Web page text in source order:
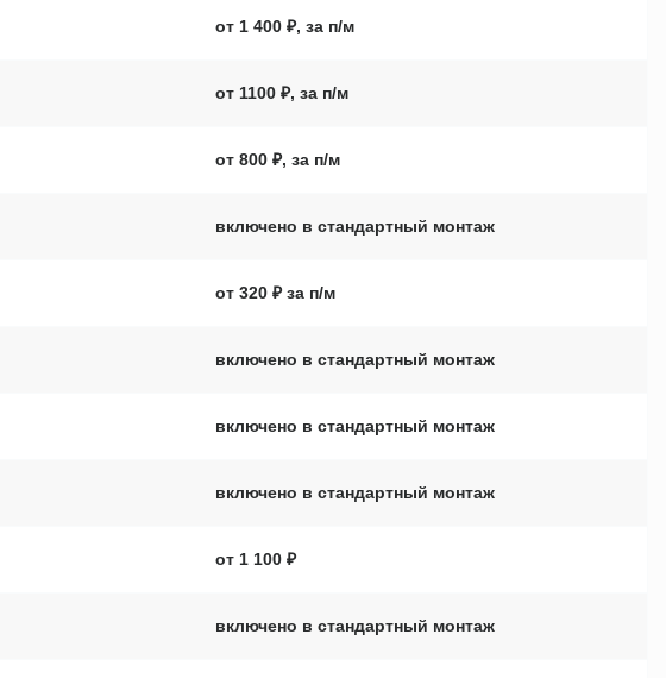
от 1 400 ₽, за п/м
от 1100 ₽, за п/м
от 800 ₽, за п/м
включено в стандартный монтаж
от 320 ₽ за п/м
включено в стандартный монтаж
включено в стандартный монтаж
включено в стандартный монтаж
от 1 100 ₽
включено в стандартный монтаж